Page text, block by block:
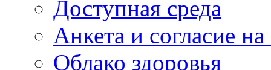
Доступная среда
Анкета и согласие
Облако здоровья